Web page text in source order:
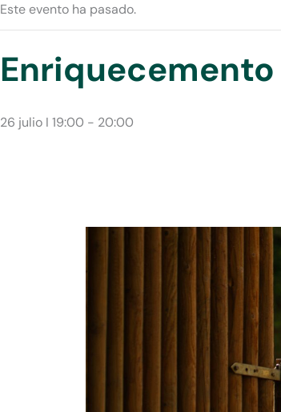
Este evento ha pasado.
26 julio I 19:00 - 20:00